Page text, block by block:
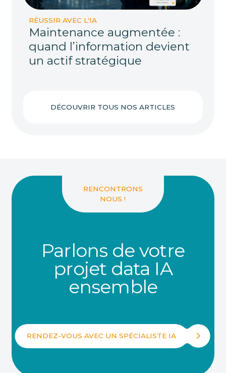
RÉUSSIR AVEC L'IA
Maintenance augmentée :
quand l’information devient
un actif stratégique
DÉCOUVRIR TOUS NOS ARTICLES
RENCONTRONS
NOUS !
Parlons de votre
projet data IA
ensemble
RENDEZ-VOUS AVEC UN SPÉCIALISTE IA